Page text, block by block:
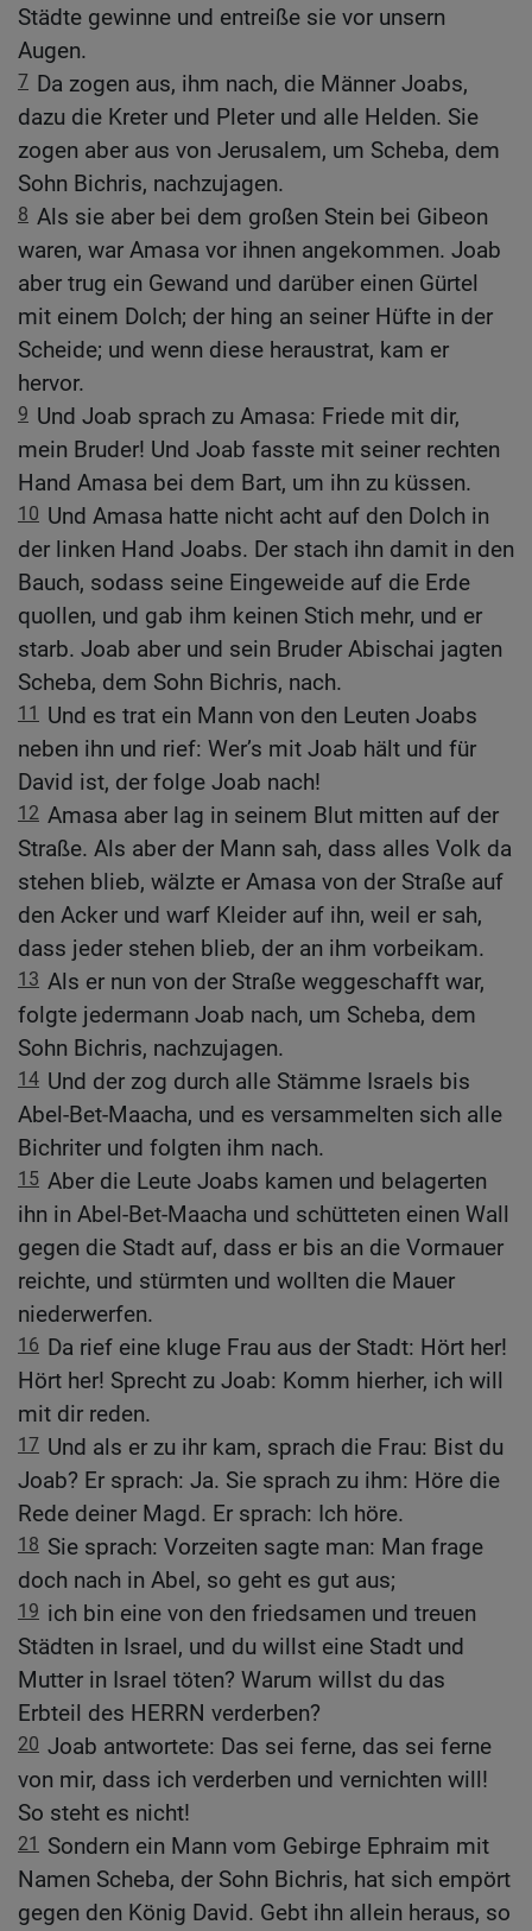
Städte gewinne und entreiße sie vor unsern
Augen.
7 Da zogen aus, ihm nach, die Männer Joabs,
dazu die Kreter und Pleter und alle Helden. Sie
zogen aber aus von Jerusalem, um Scheba, dem
Sohn Bichris, nachzujagen.
8 Als sie aber bei dem großen Stein bei Gibeon
waren, war Amasa vor ihnen angekommen. Joab
aber trug ein Gewand und darüber einen Gürtel
mit einem Dolch; der hing an seiner Hüfte in der
Scheide; und wenn diese heraustrat, kam er
hervor.
9 Und Joab sprach zu Amasa: Friede mit dir,
mein Bruder! Und Joab fasste mit seiner rechten
Hand Amasa bei dem Bart, um ihn zu küssen.
10 Und Amasa hatte nicht acht auf den Dolch in
der linken Hand Joabs. Der stach ihn damit in den
Bauch, sodass seine Eingeweide auf die Erde
quollen, und gab ihm keinen Stich mehr, und er
starb. Joab aber und sein Bruder Abischai jagten
Scheba, dem Sohn Bichris, nach.
11
Und es trat ein Mann von den Leuten Joabs
neben ihn und rief: Wer’s mit Joab hält und für
David ist, der folge Joab nach!
12 Amasa aber lag in seinem Blut mitten auf der
Straße. Als aber der Mann sah, dass alles Volk da
stehen blieb, wälzte er Amasa von der Straße auf
den Acker und warf Kleider auf ihn, weil er sah,
dass jeder stehen blieb, der an ihm vorbeikam.
13 Als er nun von der Straße weggeschafft war,
folgte jedermann Joab nach, um Scheba, dem
Sohn Bichris, nachzujagen.
14 Und der zog durch alle Stämme Israels bis
Abel-Bet-Maacha, und es versammelten sich alle
Bichriter und folgten ihm nach.
15 Aber die Leute Joabs kamen und belagerten
ihn in Abel-Bet-Maacha und schütteten einen Wall
gegen die Stadt auf, dass er bis an die Vormauer
reichte, und stürmten und wollten die Mauer
niederwerfen.
16 Da rief eine kluge Frau aus der Stadt: Hört her!
Hört her! Sprecht zu Joab: Komm hierher, ich will
mit dir reden.
17 Und als er zu ihr kam, sprach die Frau: Bist du
Joab? Er sprach: Ja. Sie sprach zu ihm: Höre die
Rede deiner Magd. Er sprach: Ich höre.
18 Sie sprach: Vorzeiten sagte man: Man frage
doch nach in Abel, so geht es gut aus;
19 ich bin eine von den friedsamen und treuen
Städten in Israel, und du willst eine Stadt und
Mutter in Israel töten? Warum willst du das
Erbteil des HERRN verderben?
20 Joab antwortete: Das sei ferne, das sei ferne
von mir, dass ich verderben und vernichten will!
So steht es nicht!
21
Sondern ein Mann vom Gebirge Ephraim mit
Namen Scheba, der Sohn Bichris, hat sich empört
gegen den König David. Gebt ihn allein heraus, so